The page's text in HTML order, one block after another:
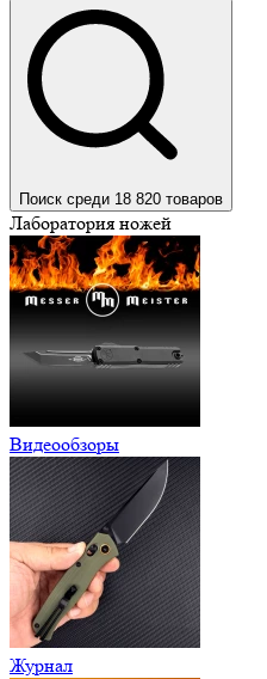
Поиск среди 18 820 товаров
Лаборатория ножей
Видеообзоры
Журнал